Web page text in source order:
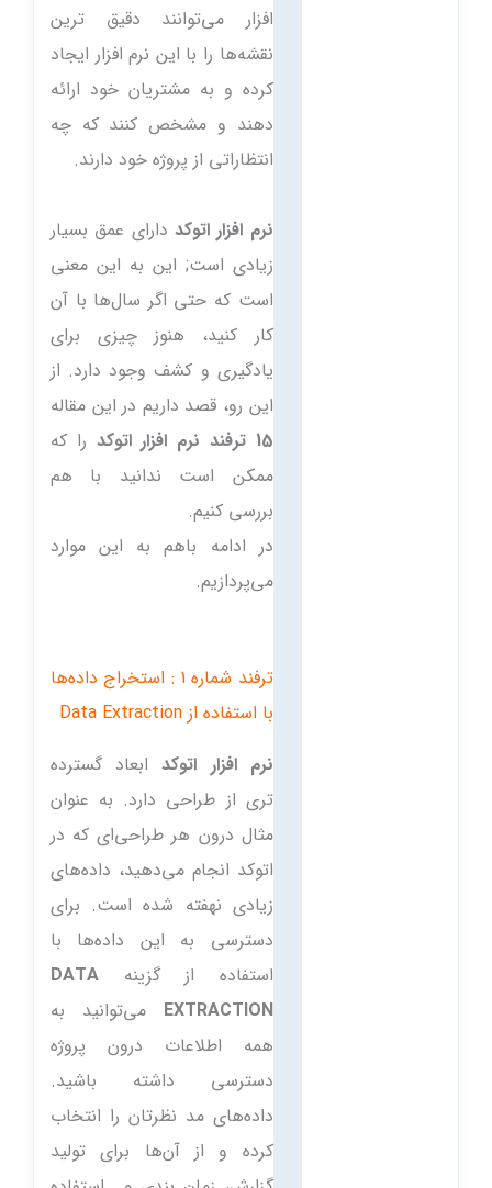
افزار می‌توانند دقیق ترین
نقشه‌ها را با این نرم افزار ایجاد
کرده و به مشتریان خود ارائه
دهند و مشخص کنند که چه
انتظاراتی از پروژه خود دارند.
نرم افزار اتوکددارای عمق بسیار
زیادی است; این به این معنی
است که حتی اگر سال‌ها با آن
کار کنید، هنوز چیزی برای
یادگیری و کشف وجود دارد. از
این رو، قصد داریم در این مقاله
15 ترفند نرم افزار اتوکد
را که
ممکن است ندانید با هم
بررسی کنیم.
در ادامه باهم به این موارد
می‌پردازیم.
ترفند شماره 1 :
استخراج داده‌ها
بااستفاده از Data Extraction
نرم افزار اتوکدابعاد گسترده
تری از طراحی دارد. به عنوان
مثال درون هر طراحی‌ای که در
اتوکد انجام می‌دهید، داده‌های
زیادی نهفته شده است. برای
دسترسی به این داده‌ها با
استفاده از گزینه
DATA
EXTRACTION می‌توانید به
همه اطلاعات درون پروژه
دسترسی داشته باشید.
داده‌های مد نظرتان را انتخاب
کرده و از آن‌ها برای تولید